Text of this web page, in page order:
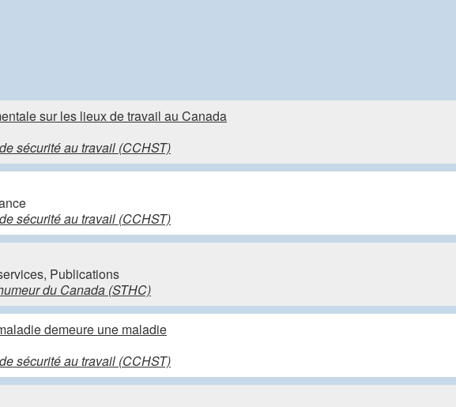
sur les lieux de travail au Canada
sécurité au travail (CCHST)
sécurité au travail (CCHST)
Publications
du Canada (STHC)
demeure une maladie
sécurité au travail (CCHST)